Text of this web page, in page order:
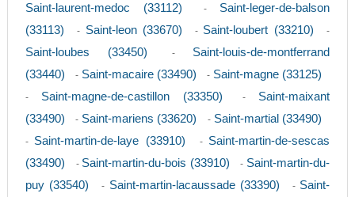
Saint-laurent-medoc (33112) - Saint-leger-de-balson
(33113)
- Saint-leon (33670) - Saint-loubert (33210) -
Saint-loubes (33450) - Saint-louis-de-montferrand
(33440)
- Saint-macaire (33490) - Saint-magne (33125)
- Saint-magne-de-castillon (33350) - Saint-maixant
(33490)
- Saint-mariens (33620) - Saint-martial (33490)
- Saint-martin-de-laye (33910) - Saint-martin-de-sescas
(33490)
- Saint-martin-du-bois (33910) - Saint-martin-du-
puy (33540)
- Saint-martin-lacaussade (33390) - Saint-